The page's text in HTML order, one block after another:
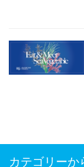
カテゴリーか